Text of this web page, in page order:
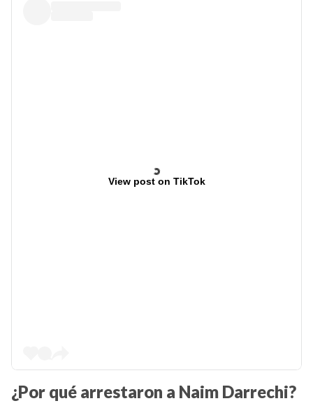
View post on TikTok
¿Por qué arrestaron a Naim Darrechi?